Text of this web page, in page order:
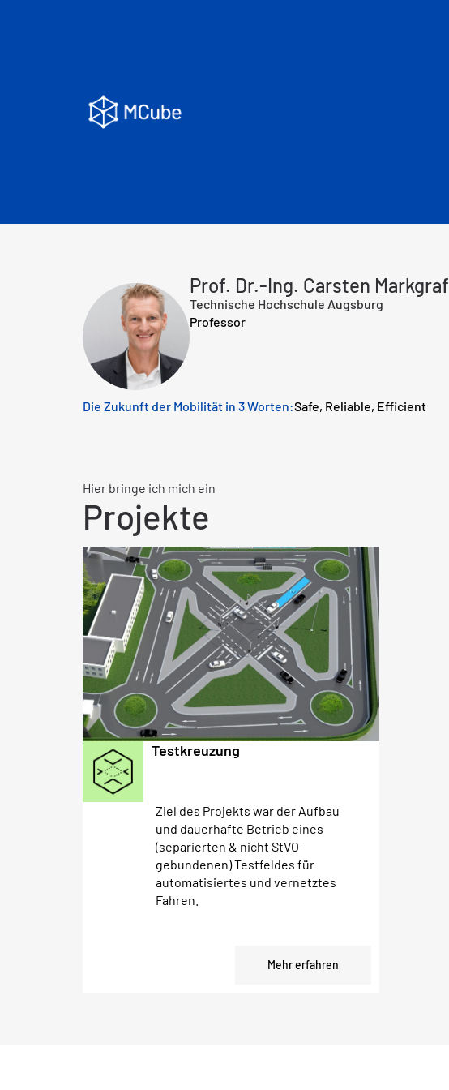
Prof. Dr.-Ing. Carsten Markgraf
Technische Hochschule Augsburg
Professor
Die Zukunft der Mobilität in 3 Worten:Safe, Reliable, Efficient
Hier bringe ich mich ein
Projekte
Testkreuzung
Ziel des Projekts war der Aufbau
und dauerhafte Betrieb eines
(separierten & nicht StVO-
gebundenen) Testfeldes für
automatisiertes und vernetztes
Fahren.
Mehr erfahren